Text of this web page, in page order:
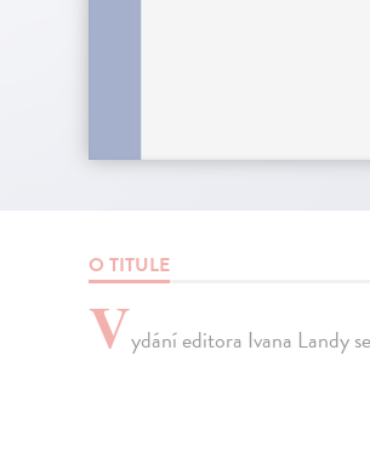
O TITULE
Vydání editora Ivana Landy